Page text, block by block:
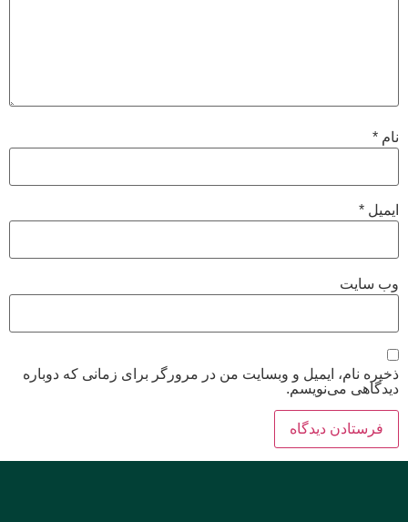
نام *
ایمیل *
وب‌ سایت
ذخیره نام، ایمیل و وبسایت من در مرورگر برای زمانی که دوباره
دیدگاهی می‌نویسم.